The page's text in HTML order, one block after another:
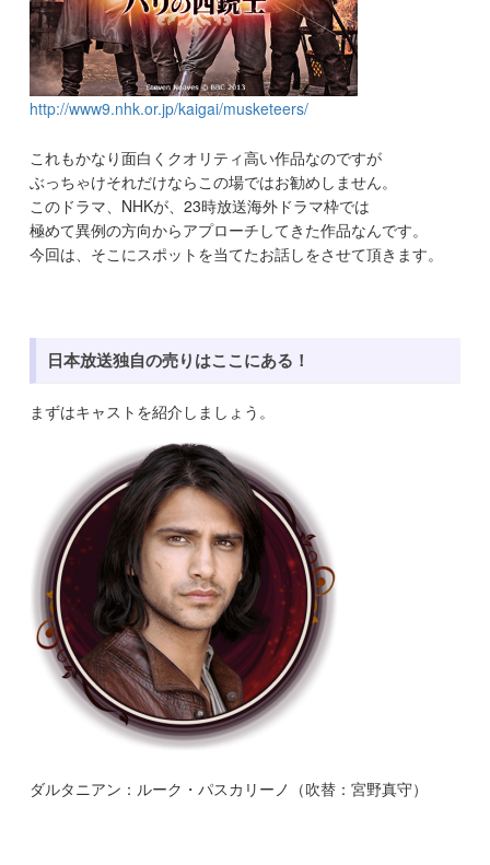
http://www9.nhk.or.jp/kaigai/musketeers/
これもかなり面白くクオリティ高い作品なのですが
ぶっちゃけそれだけならこの場ではお勧めしません。
このドラマ、NHKが、23時放送海外ドラマ枠では
極めて異例の方向からアプローチしてきた作品なんです。
今回は、そこにスポットを当てたお話しをさせて頂きます。
日本放送独自の売りはここにある！
まずはキャストを紹介しましょう。
ダルタニアン：ルーク・パスカリーノ（吹替：宮野真守）